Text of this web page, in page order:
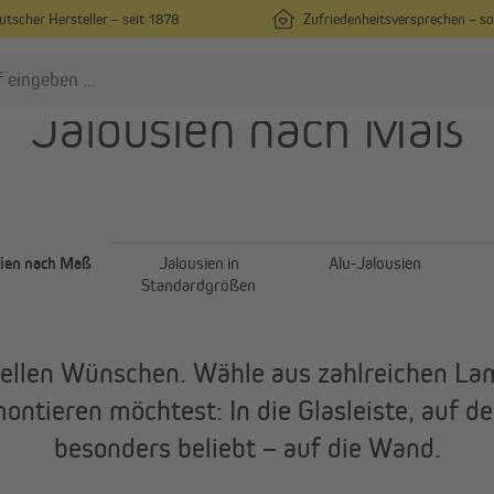
Hersteller – seit 1878 Zufriedenheitsversprechen –
Plissees ohne Bohren
Rollos ohne Bohren
Jalousien nach Maß
nach Maß
Jalousien in
Standardgrößen
Alu-Jalousien
Wünschen. Wähle aus zahlreichen
möchtest: In die Glasleiste, auf
besonders beliebt – auf die Wand.